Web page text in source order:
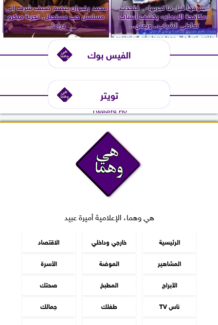
«شوفها قبل ما تجربها».. مُتحدث
«مكافحة الإدمان» يكشف أسباب
تعاطي الشباب.. ويُعلن...
محمد رضوان ينضم ضيف شرف إلى
مسلسل حب مستحيل.. تجربة ميكرو
دراما...
الفيس بوك
تويتر
Tweets by
هي وهما، الإعلامية أميرة عبيد
الرئيسية خارجي وداخلي
الاقتصاد
المشاهير
الموضة
الأسرة
الأبراج
المطبخ
صحتك
ناس TV
طفلك
جمالك